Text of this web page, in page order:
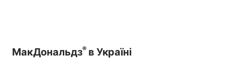
МакДональдз® в Україні